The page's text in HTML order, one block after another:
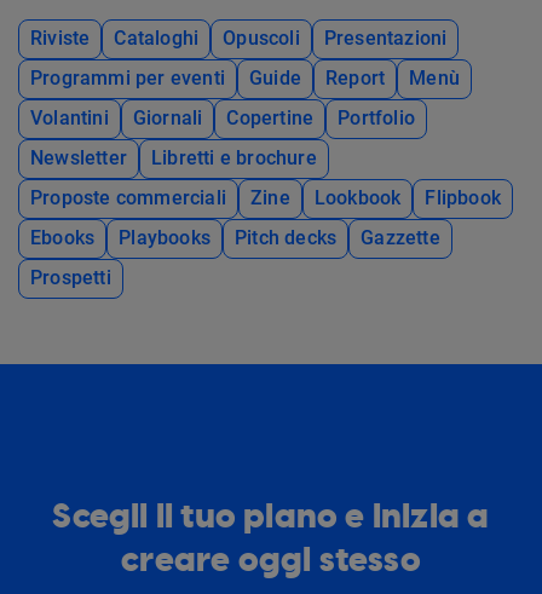
Riviste Cataloghi Opuscoli
Presentazioni
Programmi per eventi
Guide Report
Menù
Volantini
Giornali Copertine
Portfolio
Newsletter
Libretti e brochure
Proposte commerciali
Zine Lookbook
Flipbook
Ebooks
Playbooks Pitch decks
Gazzette
Prospetti
Scegli il tuo piano e inizia a
creare oggi stesso